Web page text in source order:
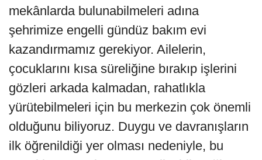
mekânlarda bulunabilmeleri adına
şehrimize engelli gündüz bakım evi
kazandırmamız gerekiyor. Ailelerin,
çocuklarını kısa süreliğine bırakıp işlerini
gözleri arkada kalmadan, rahatlıkla
yürütebilmeleri için bu merkezin çok önemli
olduğunu biliyoruz. Duygu ve davranışların
ilk öğrenildiği yer olması nedeniyle, bu